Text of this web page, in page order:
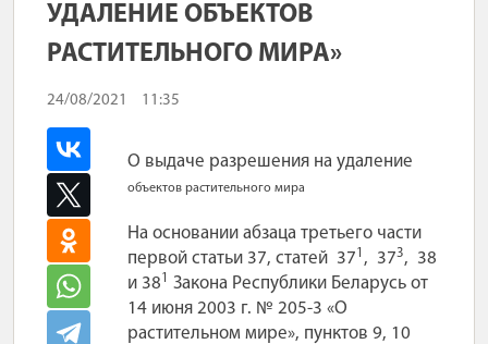
УДАЛЕНИЕ ОБЪЕКТОВ
РАСТИТЕЛЬНОГО МИРА»
24/08/2021 11:35
О выдаче разрешения на удаление
объектов растительного мира
На основании абзаца третьего части
первой статьи 37, статей 371 , 373, 38
и 381
Закона Республики Беларусь от
14 июня 2003 г. № 205-3 «О
растительном мире», пунктов 9, 10